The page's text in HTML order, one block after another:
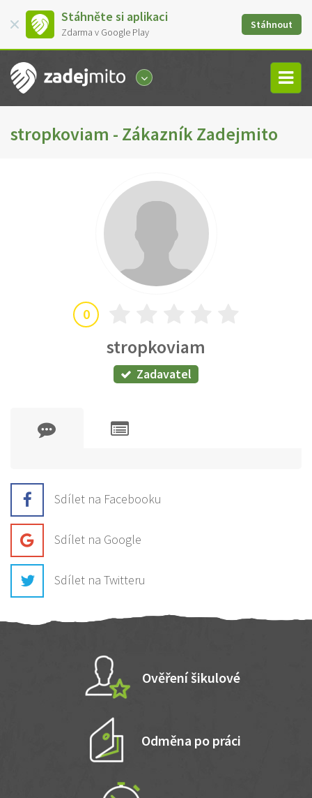
Stáhněte si aplikaci
Zdarma v Google Play
Stáhnout
stropkoviam - Zákazník Zadejmito
0
stropkoviam
Zadavatel
Sdílet na Facebooku
Sdílet na Google
Sdílet na Twitteru
Ověření šikulové
Odměna po práci